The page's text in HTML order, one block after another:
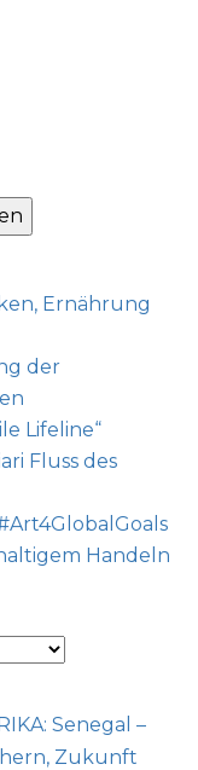
Ernährung
der
Lifeline“
Fluss des
Handeln
Senegal –
Zukunft